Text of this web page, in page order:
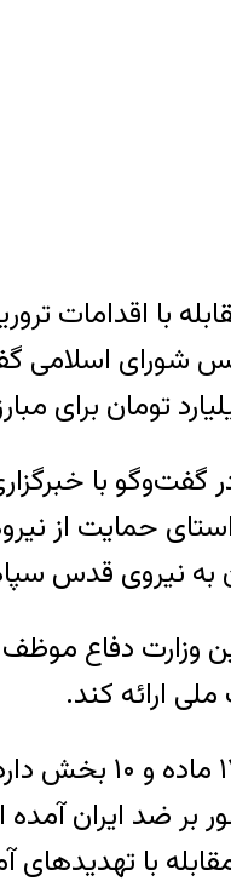
با اقدامات
وزارت دفاع
ارائه کند.
جلالی با
بر ضد ایران
با